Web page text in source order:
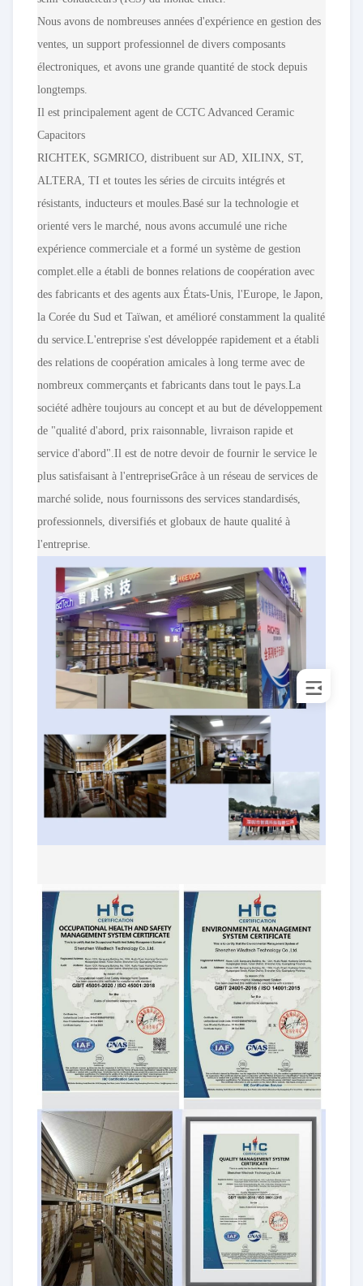
Nous avons de nombreuses années d'expérience en gestion des
ventes, un support professionnel de divers composants
électroniques, et avons une grande quantité de stock depuis
longtemps.
Il est principalement agent de CCTC Advanced Ceramic
Capacitors
RICHTEK, SGMRICO, distribuent sur AD, XILINX, ST,
ALTERA, TI et toutes les séries de circuits intégrés et
résistants, inducteurs et moules.Basé sur la technologie et
orienté vers le marché, nous avons accumulé une riche
expérience commerciale et a formé un système de gestion
complet.elle a établi de bonnes relations de coopération avec
des fabricants et des agents aux États-Unis, l'Europe, le Japon,
la Corée du Sud et Taïwan, et amélioré constamment la qualité
du service.L'entreprise s'est développée rapidement et a établi
des relations de coopération amicales à long terme avec de
nombreux commerçants et fabricants dans tout le pays.La
société adhère toujours au concept et au but de développement
de "qualité d'abord, prix raisonnable, livraison rapide et
service d'abord".Il est de notre devoir de fournir le service le
plus satisfaisant à l'entrepriseGrâce à un réseau de services de
marché solide, nous fournissons des services standardisés,
professionnels, diversifiés et globaux de haute qualité à
l'entreprise.